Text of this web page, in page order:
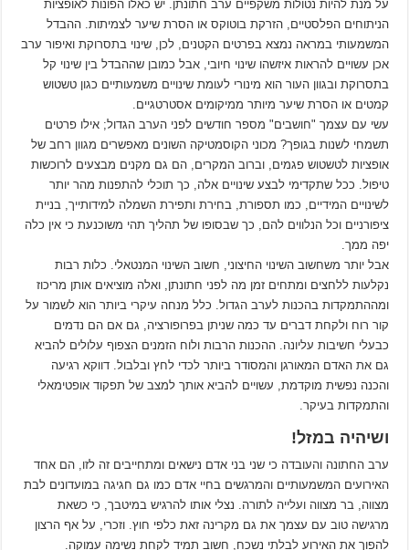
על מנת להיות נטולות משקפיים ערב חתונתן. יש כאלו הפונות לאופציות
הניתוחים הפלסטיים, הזרקת בוטוקס או הסרת שיער לצמיתות. ההבדל
המשמעותי במראה נמצא בפרטים הקטנים, לכן, שינוי בתסרוקת ואיפור ערב
אכן עשויים להראות איזשהו שינוי חיובי, אבל כמובן שההבדל בין שינוי קל
בתסרוקת ובגוון העור הוא מינורי לעומת שינויים משמעותיים כגון טשטוש
קמטים או הסרת שיער מיותר ממיקומים אסטרטגיים.
עשי עם עצמך "חושבים" מספר חודשים לפני הערב הגדול; אילו פרטים
תשמחי לשנות בגופך? מכוני הקוסמטיקה השונים מאפשרים מגוון רחב של
אופציות לטשטוש פגמים, וברוב המקרים, הם גם מקנים מבצעים לרוכשות
טיפול. ככל שתקדימי לבצע שינויים אלה, כך תוכלי להתפנות מהר יותר
לשינויים המידיים, כמו תספורת, בחירת ותפירת השמלה למידותייך, בניית
ציפורניים וכל הנלווים להם, כך שבסופו של תהליך תהי משוכנעת כי אין כלה
יפה ממך.
אבל יותר משחשוב השינוי החיצוני, חשוב השינוי המנטאלי. כלות רבות
נקלעות ללחצים ומתחים זמן מה לפני חתונתן, ואלה מוציאים אותן מריכוז
ומההתמקדות בהכנות לערב הגדול. כלל מנחה עיקרי ביותר הוא לשמור על
קור רוח ולקחת דברים עד כמה שניתן בפרופורציה, גם אם הם נדמים
כבעלי חשיבות עליונה. ההכנות הרבות ולוח הזמנים הצפוף עלולים להביא
גם את האדם המאורגן והמסודר ביותר לכדי לחץ ובלבול. דווקא רגיעה
והכנה נפשית מוקדמת, עשויים להביא אותך למצב של תפקוד אופטימאלי
והתמקדות בעיקר.
ושיהיה במזל!
ערב החתונה והעובדה כי שני בני אדם נישאים ומתחייבים זה לזו, הם אחד
האירועים המשמעותיים והמרגשים בחיי אדם כמו גם חגיגה במועדונים לבת
מצווה, בר מצווה ועלייה לתורה. נצלי אותו להרגיש במיטבך, כי כשאת
מרגישה טוב עם עצמך את גם מקרינה זאת כלפי חוץ. וזכרי, על אף הרצון
להפוך את האירוע לבלתי נשכח, חשוב תמיד לקחת נשימה עמוקה.